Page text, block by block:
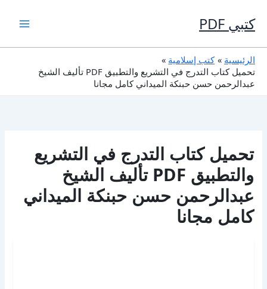
إلى
المحتوى
كتبي PDF
الرئيسية
كتب إسلامية
تحميل كتاب التدرج في التشريع والتطبيق PDF تأليف الشيخ
عبدالرحمن حسن حبنكة الميداني كامل مجانا
تحميل كتاب التدرج في التشريع
والتطبيق PDF تأليف الشيخ
عبدالرحمن حسن حبنكة الميداني
كامل مجانا